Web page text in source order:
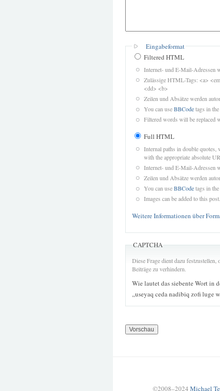
Eingabeformat
Filtered HTML
Internet- und E-Mail-Adressen
Zulässige HTML-Tags: <a>
<dd> <b>
Zeilen und Absätze werden
You can useBBCodetags in
Filtered words will be replaced
Full HTML
Internal paths in double quotes,
with the appropriate absolute
Internet- und E-Mail-Adressen
Zeilen und Absätze werden
You can useBBCodetags in
Images can be added to this post.
Weitere Informationen über
CAPTCHA
Diese Frage dient dazu
Beiträge zu verhindern.
Wie lautet das siebente Wort in
„useyaq ceda nadibiq zofi luge
©2008–2024 Michael